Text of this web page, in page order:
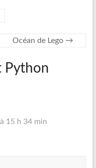
Océan de Lego →
Python
15 h 34 min